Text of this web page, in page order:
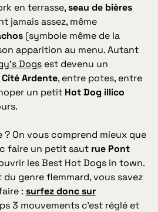
en terrasse,seau de bières
jamais assez, même
(symbole même de la
apparition au menu. Autant
Dogsest devenu un
Ardente, entre potes, entre
un petit Hot Dog illico
? On vous comprend mieux que
faire un petit saut rue Pont
lesBest Hot Dogs in town.
genre flemmard, vous savez
: surfez donc sur
3 mouvements c’est réglé et